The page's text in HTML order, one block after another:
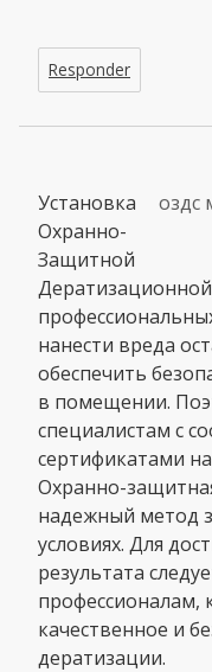
Responder
оздс
Установка
Охранно-
Защитной
нанести вреда
обеспечить
в помещении.
специалистам с
сертификатами
Охранно-
надежный метод
условиях. Для
результата
профессионалам,
качественное и
дератизации.